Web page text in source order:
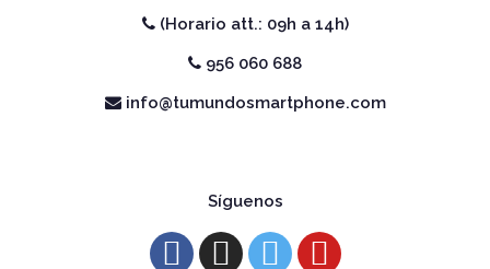
(Horario att.: 09h a 14h)
956 060 688
info@tumundosmartphone.com
Síguenos